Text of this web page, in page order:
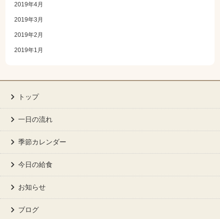
2019年4月
2019年3月
2019年2月
2019年1月
トップ
一日の流れ
季節カレンダー
今日の給食
お知らせ
ブログ